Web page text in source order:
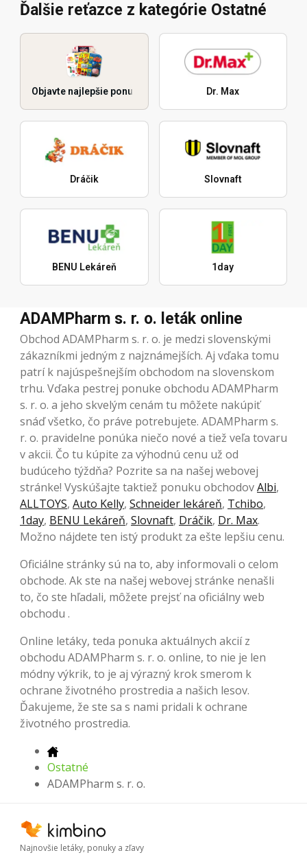
Ďalšie reťazce z kategórie Ostatné
Objavte najlepšie ponuky Dr. Max
Dráčik Slovnaft
BENU Lekáreň 1day
ADAMPharm s. r. o. leták online
Obchod ADAMPharm s. r. o. je medzi slovenskými
zákazníkmi jedným z najznámejších. Aj vďaka tomu
patrí k najúspešnejším obchodom na slovenskom
trhu. Vďaka pestrej ponuke obchodu ADAMPharm
s. r. o. a jeho skvelým cenám tu môžete nakúpiť
snáď všetko, čo práve potrebujete. ADAMPharm s.
r. o. pravidelne ponúka niečo nové a tiež veľa tovaru
v akcii. Čo tu kúpite za výhodnú cenu už od
budúceho týždňa? Pozrite sa na našej webovej
stránke! Vyskúšajte taktiež ponuku obchodovAlbi,
ALLTOYS, Auto Kelly, Schneider lekáreň, Tchibo,
1day, BENU Lekáreň, Slovnaft, Dráčik, Dr. Max.
Možno nájdete ten istý produkt za ešte lepšiu cenu.
Oficiálne stránky sú na to, aby informovali o celom
obchode. Ak ste na našej webovej stránke nenašli
to, čo ste hľadali, môžete prejsť na oficiálny web
obchodu .
Online letáky, teda ponuka aktuálnych akcií z
obchodu ADAMPharm s. r. o. online, to nie je len
módny výkrik, to je aj výrazný krok smerom k
ochrane životného prostredia a našich lesov.
Ďakujeme, že ste sa s nami pridali k ochrane
životného prostredia.
Ostatné
ADAMPharm s. r. o.
Najnovšie letáky, ponuky a zľavy